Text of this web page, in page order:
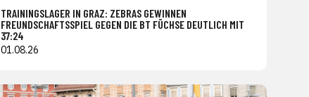
TRAININGSLAGER IN GRAZ: ZEBRAS GEWINNEN
FREUNDSCHAFTSSPIEL GEGEN DIE BT FÜCHSE DEUTLICH MIT
37:24
01.08.26